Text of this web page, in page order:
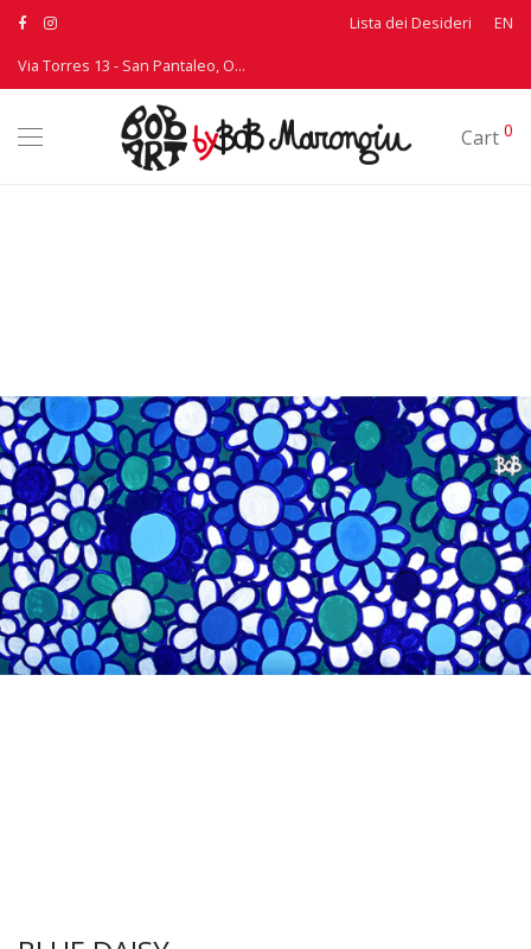
Via Torres 13 - San Pantaleo, Olbia - T: +39 339 3895530
Lista dei Desideri EN
Cart 0